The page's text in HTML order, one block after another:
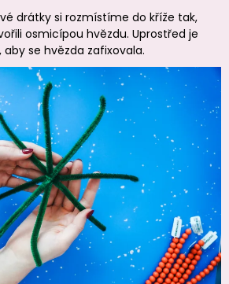
drátky si rozmístíme do kříže tak,
osmicípou hvězdu. Uprostřed je
se hvězda zafixovala.